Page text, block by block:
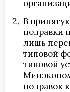
В
поправки
лишь
типовой
типовой
поправок к